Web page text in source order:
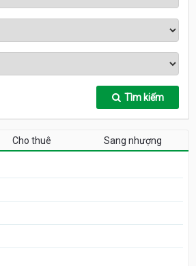
Tìm kiếm
Cho thuê Sang nhượng